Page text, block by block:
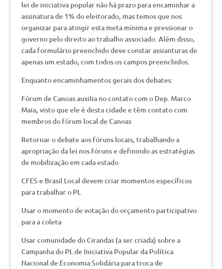
lei de iniciativa popular não há prazo para encaminhar a
assinatura de 1% do eleitorado, mas temos que nos
organizar para atingir esta meta mínima e pressionar o
governo pelo direito ao trabalho associado. Além disso,
cada formulário preenchido deve constar assianturas de
apenas um estado, com todos os campos preenchidos.
Enquanto encaminhamentos gerais dos debates:
Fórum de Canoas auxilia no contato com o Dep. Marco
Maia, visto que ele é desta cidade e têm contato com
membros do fórum local de Canoas
Retornar o debate aos fóruns locais, trabalhando a
apropriação da lei nos fóruns e definindo as estratégias
de mobilização em cada estado
CFES e Brasil Local devem criar momentos específicos
para trabalhar o PL
Usar o momento de votação do orçamento participativo
para a coleta
Usar comunidade do Cirandas (a ser criada) sobre a
Campanha do PL de Iniciativa Popular da Política
Nacional de Economia Solidária para troca de